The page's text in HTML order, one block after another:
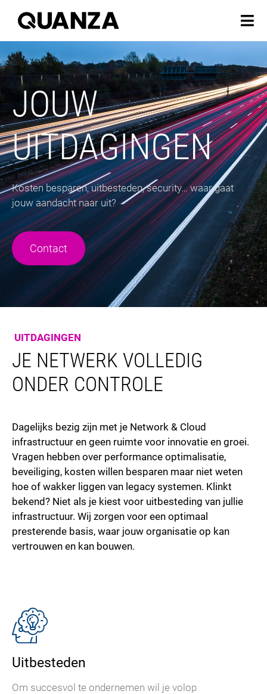
JOUW
UITDAGINGEN
Kosten besparen, uitbesteden, security… waar gaat
jouw aandacht naar uit?
Contact
UITDAGINGEN
JE NETWERK VOLLEDIG
ONDER CONTROLE
Dagelijks bezig zijn met je Network & Cloud
infrastructuur en geen ruimte voor innovatie en groei.
Vragen hebben over performance optimalisatie,
beveiliging, kosten willen besparen maar niet weten
hoe of wakker liggen van legacy systemen. Klinkt
bekend? Niet als je kiest voor uitbesteding van jullie
infrastructuur. Wij zorgen voor een optimaal
presterende basis, waar jouw organisatie op kan
vertrouwen en kan bouwen.
Uitbesteden
Om succesvol te ondernemen wil je volop